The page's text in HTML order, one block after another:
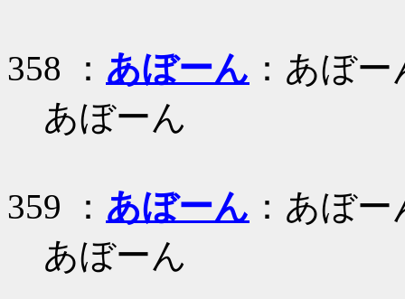
358 ： あぼーん ：あぼー
あぼーん
359 ： あぼーん ：あぼー
あぼーん